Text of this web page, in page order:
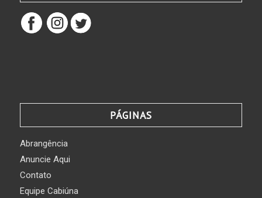
PÁGINAS
Abrangência
Anuncie Aqui
Contato
Equipe Cabiúna